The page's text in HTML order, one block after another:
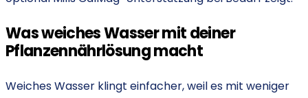
Was weiches Wasser mit deiner
Pflanzennährlösung macht
Weiches Wasser klingt einfacher, weil es mit weniger